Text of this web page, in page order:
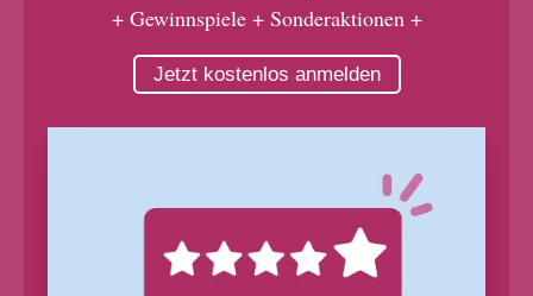
+ Gewinnspiele + Sonderaktionen +
Jetzt kostenlos anmelden